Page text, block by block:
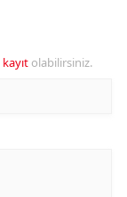
kayıt olabilirsiniz.